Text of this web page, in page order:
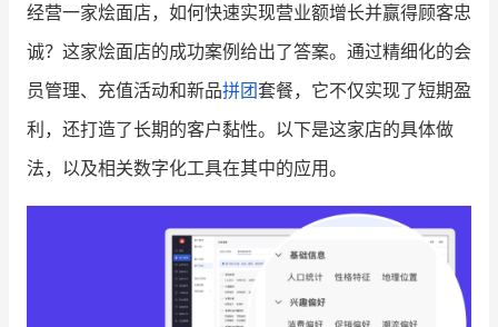
新零售资讯
培训课程
有赞商盟
经营一家烩面店，如何快速实现营业额增长并赢得顾客忠
诚？这家烩面店的成功案例给出了答案。通过精细化的会
员管理、充值活动和新品拼团套餐，它不仅实现了短期盈
利，还打造了长期的客户黏性。以下是这家店的具体做
法，以及相关数字化工具在其中的应用。